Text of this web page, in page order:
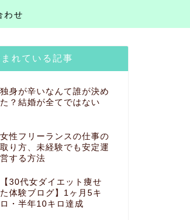
わせ
れている記事
独身が辛いなんて誰が決め
た？結婚が全てではない
女性フリーランスの仕事の
取り方、未経験でも安定運
営する方法
【30代女ダイエット痩せ
た体験ブログ】1ヶ月5キ
ロ・半年10キロ達成